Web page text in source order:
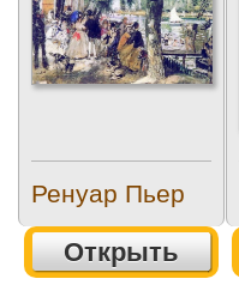
Ренуар Пьер
Открыть